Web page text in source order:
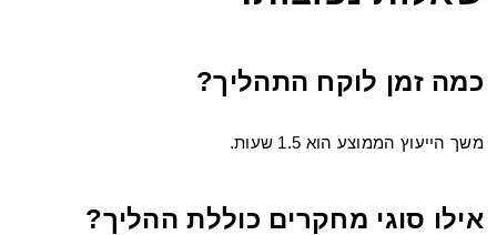
כמה זמן לוקח התהליך?
משך הייעוץ הממוצע הוא 1.5 שעות.
אילו סוגי מחקרים כוללת ההליך?